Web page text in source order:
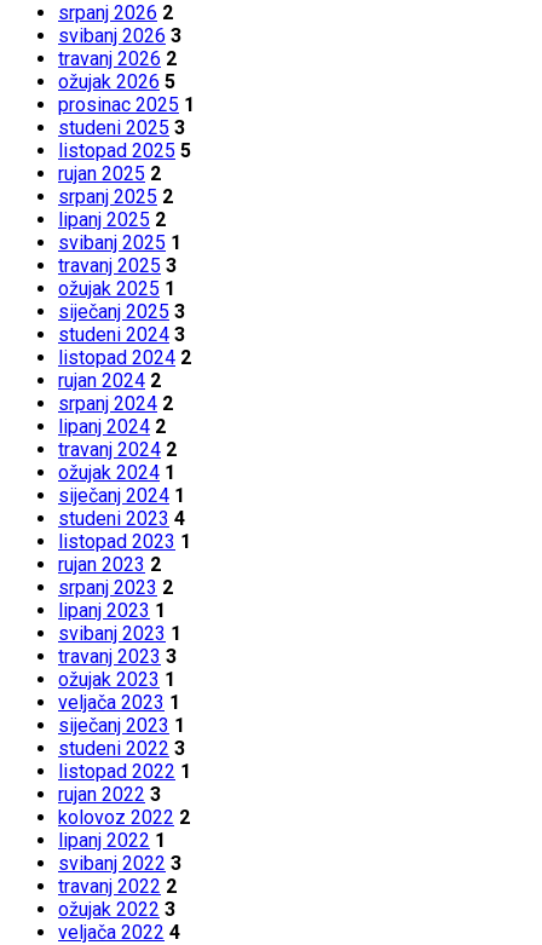
srpanj 2026 2
svibanj 2026 3
travanj 2026 2
ožujak 2026 5
prosinac 2025 1
studeni 2025 3
listopad 2025 5
rujan 2025 2
srpanj 2025 2
lipanj 2025 2
svibanj 2025 1
travanj 2025 3
ožujak 2025 1
siječanj 2025 3
studeni 2024 3
listopad 2024 2
rujan 2024 2
srpanj 2024 2
lipanj 2024 2
travanj 2024 2
ožujak 2024 1
siječanj 2024 1
studeni 2023 4
listopad 2023 1
rujan 2023 2
srpanj 2023 2
lipanj 2023 1
svibanj 2023 1
travanj 2023 3
ožujak 2023 1
veljača 2023 1
siječanj 2023 1
studeni 2022 3
listopad 2022 1
rujan 2022 3
kolovoz 2022 2
lipanj 2022 1
svibanj 2022 3
travanj 2022 2
ožujak 2022 3
veljača 2022 4